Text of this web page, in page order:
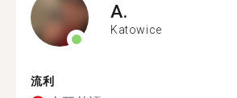
A.
Katowice
流利